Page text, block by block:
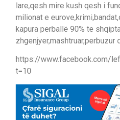
lare,qesh mire kush qesh i
milionat e
kapura perballë 90% te
zhgenjyer,mashtruar,perbuzur
https://www.facebook.com/
t=10